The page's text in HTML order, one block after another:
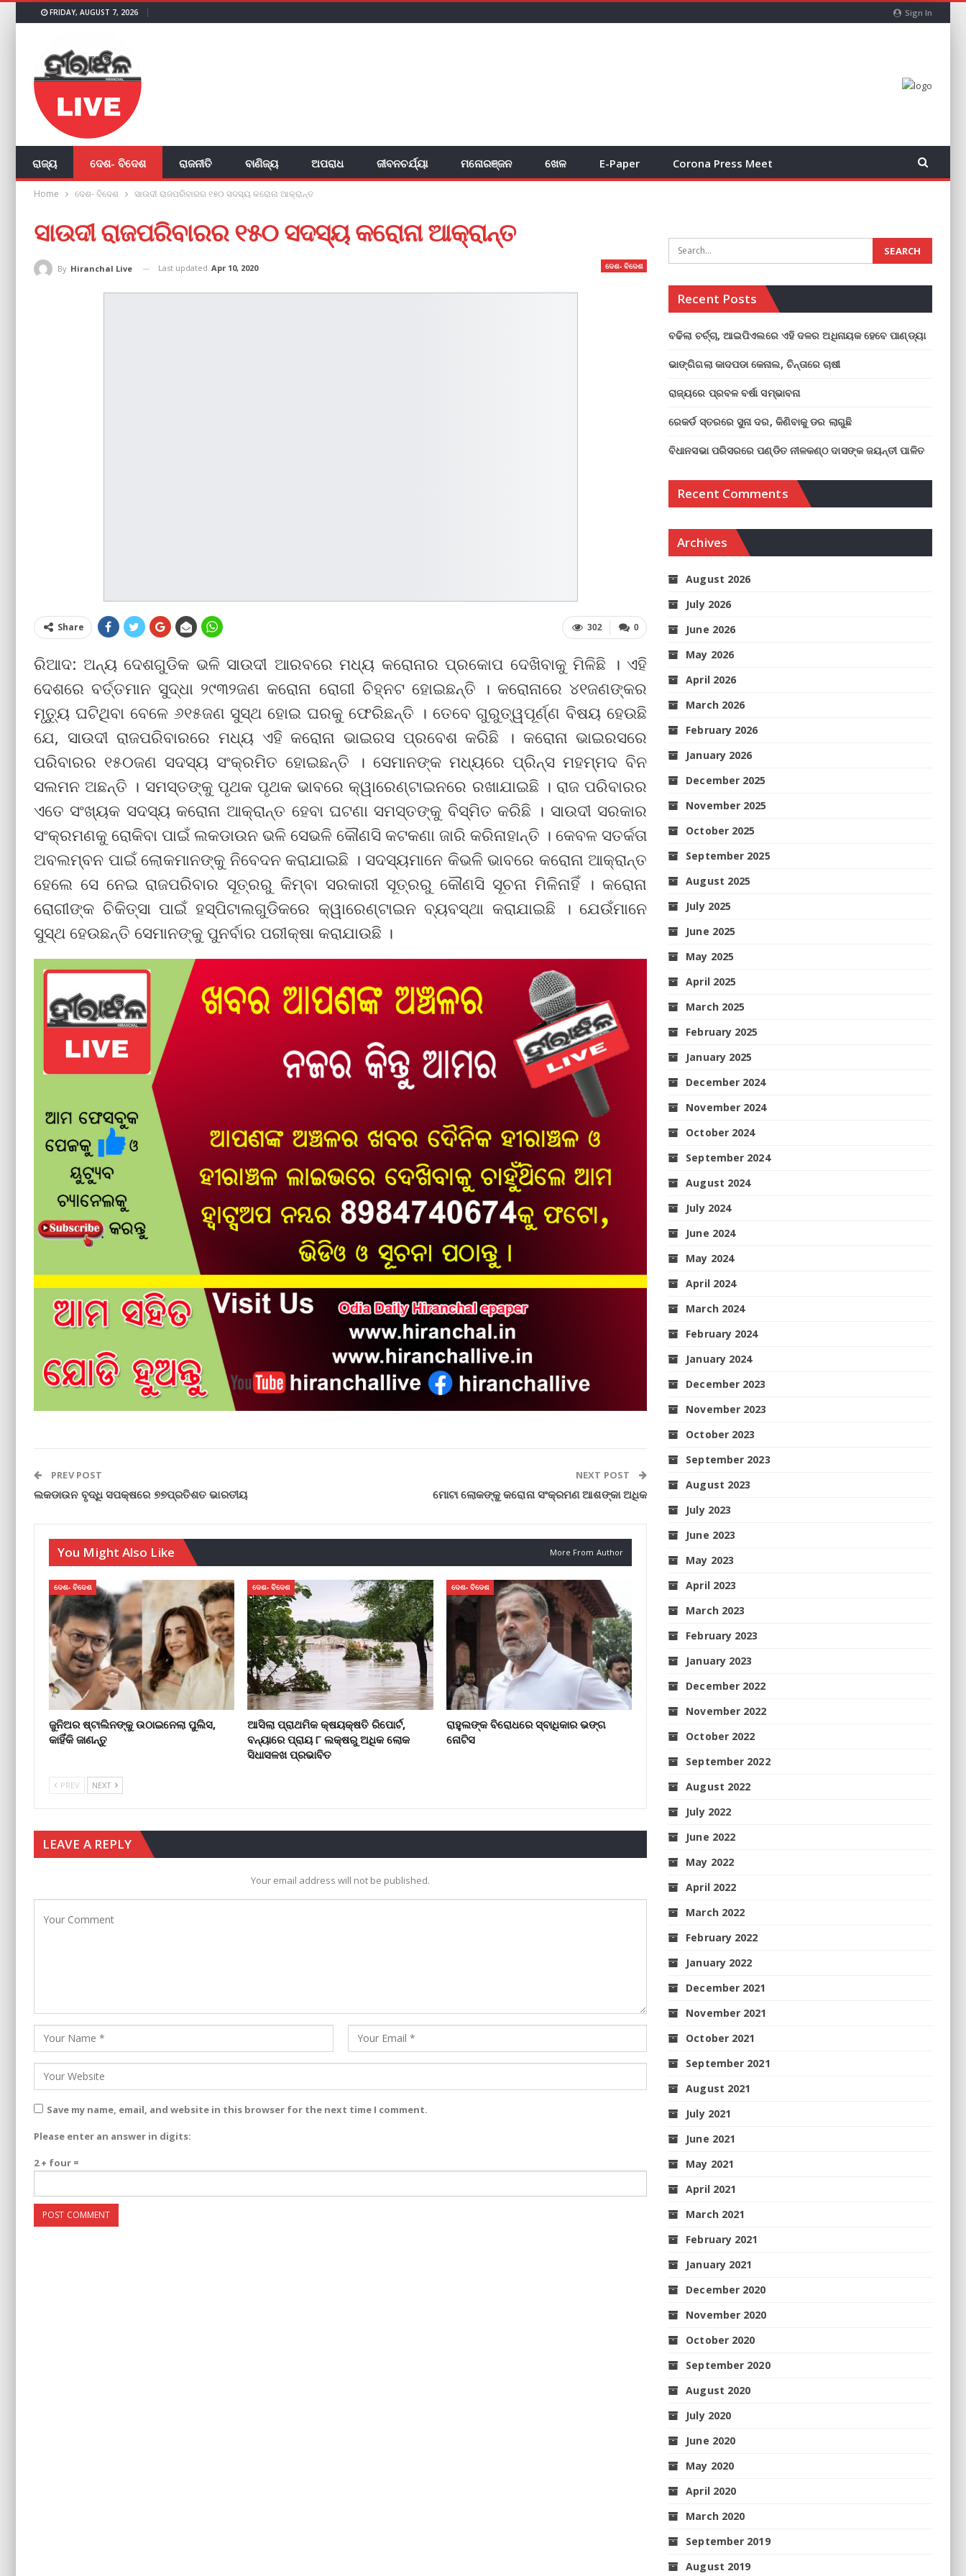
Sign In
FRIDAY, AUGUST 7, 2026
ରାଜ୍ୟ ଦେଶ- ବିଦେଶ ରାଜନୀତି ବାଣିଜ୍ୟ ଅପରାଧ ଜୀବନଚର୍ଯ୍ୟା ମନୋରଞ୍ଜନ ଖେଳ E-Paper Corona Press Meet
Home ଦେଶ- ବିଦେଶ ସାଉଦୀ ରାଜପରିବାରର ୧୫୦ ସଦସ୍ୟ କରୋନା ଆକ୍ରାନ୍ତ
ସାଉଦୀ ରାଜପରିବାରର ୧୫୦ ସଦସ୍ୟ କରୋନା ଆକ୍ରାନ୍ତ
ଦେଶ- ବିଦେଶ
By Hiranchal Live Last updated Apr 10, 2020
0
302
Share
ରିଆଦ: ଅନ୍ୟ ଦେଶଗୁଡିକ ଭଳି ସାଉଦୀ ଆରବରେ ମଧ୍ୟ କରୋନାର ପ୍ରକୋପ ଦେଖିବାକୁ ମିଳିଛି । ଏହି
ଦେଶରେ ବର୍ତ୍ତମାନ ସୁଦ୍ଧା ୨୯୩୨ଜଣ କରୋନା ରୋଗୀ ଚିହ୍ନଟ ହୋଇଛନ୍ତି । କରୋନାରେ ୪୧ଜଣଙ୍କର
ମୃତ୍ୟୁ ଘଟିଥିବା ବେଳେ ୬୧୫ଜଣ ସୁସ୍ଥ ହୋଇ ଘରକୁ ଫେରିଛନ୍ତି । ତେବେ ଗୁରୁତ୍ୱପୂର୍ଣ୍ଣ ବିଷୟ ହେଉଛି
ଯେ, ସାଉଦୀ ରାଜପରିବାରରେ ମଧ୍ୟ ଏହି କରୋନା ଭାଇରସ ପ୍ରବେଶ କରିଛି । କରୋନା ଭାଇରସରେ
ପରିବାରର ୧୫୦ଜଣ ସଦସ୍ୟ ସଂକ୍ରମିତ ହୋଇଛନ୍ତି । ସେମାନଙ୍କ ମଧ୍ୟରେ ପ୍ରିନ୍ସ ମହମ୍ମଦ ବିନ
ସଲମନ ଅଛନ୍ତି । ସମସ୍ତଙ୍କୁ ପୃଥକ ପୃଥକ ଭାବରେ କ୍ୱାରେଣ୍ଟାଇନରେ ରଖାଯାଇଛି । ରାଜ ପରିବାରର
ଏତେ ସଂଖ୍ୟକ ସଦସ୍ୟ କରୋନା ଆକ୍ରାନ୍ତ ହେବା ଘଟଣା ସମସ୍ତଙ୍କୁ ବିସ୍ମିତ କରିଛି । ସାଉଦୀ ସରକାର
ସଂକ୍ରମଣକୁ ରୋକିବା ପାଇଁ ଲକଡାଉନ ଭଳି ସେଭଳି କୌଣସି କଟକଣା ଜାରି କରିନାହାନ୍ତି । କେବଳ ସତର୍କତା
ଅବଲମ୍ବନ ପାଇଁ ଲୋକମାନଙ୍କୁ ନିବେଦନ କରାଯାଇଛି । ସଦସ୍ୟମାନେ କିଭଳି ଭାବରେ କରୋନା ଆକ୍ରାନ୍ତ
ହେଲେ ସେ ନେଇ ରାଜପରିବାର ସୂତ୍ରରୁ କିମ୍ବା ସରକାରୀ ସୂତ୍ରରୁ କୌଣସି ସୂଚନା ମିଳିନାହିଁ । କରୋନା
ରୋଗୀଙ୍କ ଚିକିତ୍ସା ପାଇଁ ହସ୍ପିଟାଲଗୁଡିକରେ କ୍ୱାରେଣ୍ଟାଇନ ବ୍ୟବସ୍ଥା କରାଯାଇଛି । ଯେଉଁମାନେ
ସୁସ୍ଥ ହେଉଛନ୍ତି ସେମାନଙ୍କୁ ପୁନର୍ବାର ପରୀକ୍ଷା କରାଯାଉଛି ।
PREV POST
ଲକଡାଉନ ବୃଦ୍ଧି ସପକ୍ଷରେ ୭୭ପ୍ରତିଶତ ଭାରତୀୟ
NEXT POST
ମୋଟା ଲୋକଙ୍କୁ କରୋନା ସଂକ୍ରମଣ ଆଶଙ୍କା ଅଧିକ
You Might Also Like More From Author
ଦେଶ- ବିଦେଶ
ଜୁନିଅର ଷ୍ଟାଲିନଙ୍କୁ ଉଠାଇନେଲା ପୁଲିସ,
କାହିଁକି ଜାଣନ୍ତୁ
ଦେଶ- ବିଦେଶ
ଆସିଲା ପ୍ରାଥମିକ କ୍ଷୟକ୍ଷତି ରିପୋର୍ଟ,
ବନ୍ୟାରେ ପ୍ରାୟ ୮ ଲକ୍ଷରୁ ଅଧିକ ଲୋକ
ସିଧାସଳଖ ପ୍ରଭାବିତ
ଦେଶ- ବିଦେଶ
ରାହୁଲଙ୍କ ବିରୋଧରେ ସ୍ବାଧିକାର ଭଙ୍ଗ
ନୋଟିସ
PREV NEXT
LEAVE A REPLY
Your email address will not be published.
Save my name, email, and website in this browser for the next time I comment.
Please enter an answer in digits:
2 + four =
Recent Posts
ବଢିଲା ଚର୍ଚ୍ଚା, ଆଇପିଏଲରେ ଏହି ଦଳର ଅଧିନାୟକ ହେବେ ପାଣ୍ଡ୍ୟା
ଭାଙ୍ଗିଗଲା କାଦପଡା କେନାଲ, ଚିନ୍ତାରେ ଚାଷୀ
ରାଜ୍ୟରେ ପ୍ରବଳ ବର୍ଷା ସମ୍ଭାବନା
ରେକର୍ଡ ସ୍ତରରେ ସୁନା ଦର, କିଣିବାକୁ ଡର ଲାଗୁଛି
ବିଧାନସଭା ପରିସରରେ ପଣ୍ଡିତ ନୀଳକଣ୍ଠ ଦାସଙ୍କ ଜୟନ୍ତୀ ପାଳିତ
Recent Comments
Archives
August 2026
July 2026
June 2026
May 2026
April 2026
March 2026
February 2026
January 2026
December 2025
November 2025
October 2025
September 2025
August 2025
July 2025
June 2025
May 2025
April 2025
March 2025
February 2025
January 2025
December 2024
November 2024
October 2024
September 2024
August 2024
July 2024
June 2024
May 2024
April 2024
March 2024
February 2024
January 2024
December 2023
November 2023
October 2023
September 2023
August 2023
July 2023
June 2023
May 2023
April 2023
March 2023
February 2023
January 2023
December 2022
November 2022
October 2022
September 2022
August 2022
July 2022
June 2022
May 2022
April 2022
March 2022
February 2022
January 2022
December 2021
November 2021
October 2021
September 2021
August 2021
July 2021
June 2021
May 2021
April 2021
March 2021
February 2021
January 2021
December 2020
November 2020
October 2020
September 2020
August 2020
July 2020
June 2020
May 2020
April 2020
March 2020
September 2019
August 2019